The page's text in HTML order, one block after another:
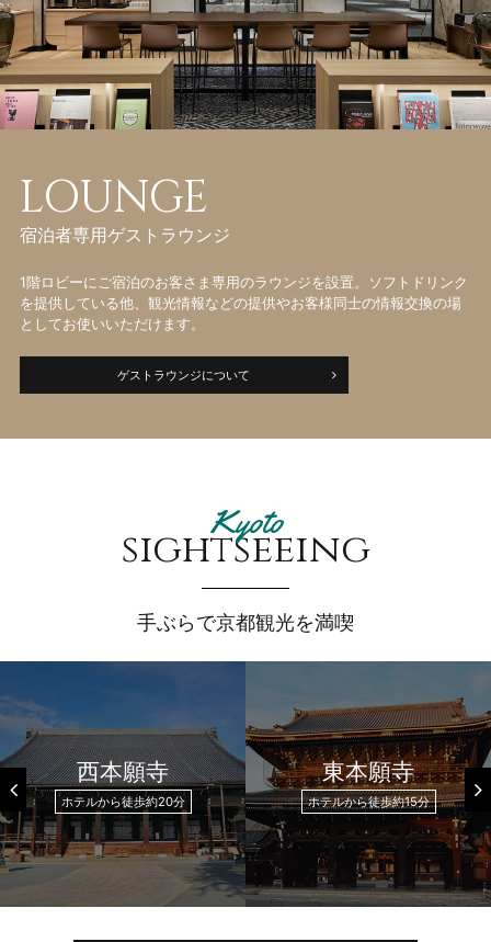
LOUNGE
宿泊者専用ゲストラウンジ
1階ロビーにご宿泊のお客さま専用のラウンジを設置。ソフトドリンク
を提供している他、観光情報などの提供やお客様同士の情報交換の場
としてお使いいただけます。
ゲストラウンジについて
Kyoto
sightseeing
手ぶらで京都観光を満喫
西本願寺
ホテルから徒歩約20分
東本願寺
ホテルから徒歩約15分